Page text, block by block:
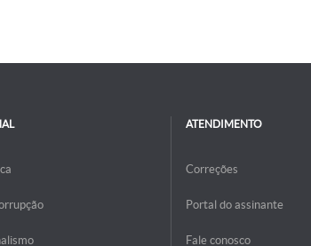
ATENDIMENTO
Correções
Portal do assinante
Fale conosco